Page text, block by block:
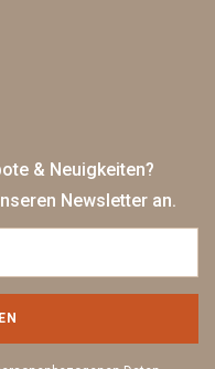
& Neuigkeiten?
Newsletter an.